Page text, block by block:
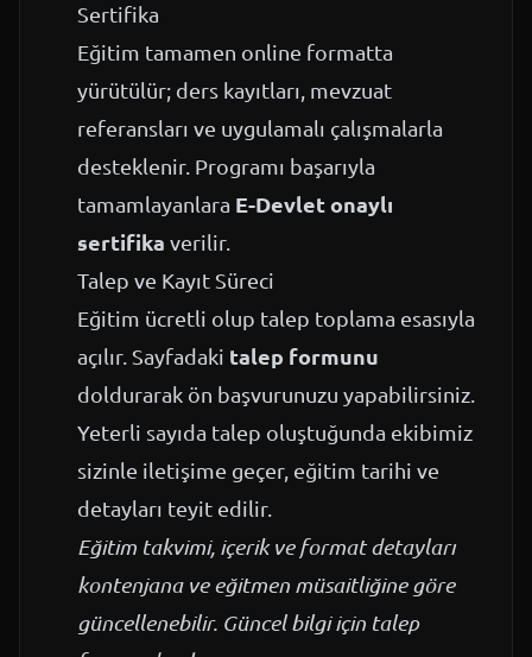
Sertifika
Eğitim tamamen online formatta
yürütülür; ders kayıtları, mevzuat
referansları ve uygulamalı çalışmalarla
desteklenir. Programı başarıyla
tamamlayanlara E-Devlet onaylı
sertifika verilir.
Talep ve Kayıt Süreci
Eğitim ücretli olup talep toplama esasıyla
açılır. Sayfadaki talep formunu
doldurarak ön başvurunuzu yapabilirsiniz.
Yeterli sayıda talep oluştuğunda ekibimiz
sizinle iletişime geçer, eğitim tarihi ve
detayları teyit edilir.
Eğitim takvimi, içerik ve format detayları
kontenjana ve eğitmen müsaitliğine göre
güncellenebilir. Güncel bilgi için talep